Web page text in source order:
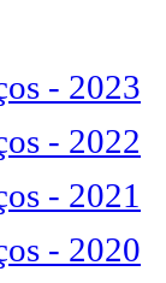
- 2023
- 2022
- 2021
- 2020